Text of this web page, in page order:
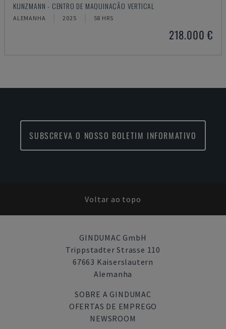
KUNZMANN - CENTRO DE MAQUINAÇÃO VERTICAL
ALEMANHA 2025 58 HRS
218.000 €
SUBSCREVA O NOSSO BOLETIM INFORMATIVO
Voltar ao topo
GINDUMAC GmbH
Trippstadter Strasse 110
67663 Kaiserslautern
Alemanha
SOBRE A GINDUMAC
OFERTAS DE EMPREGO
NEWSROOM